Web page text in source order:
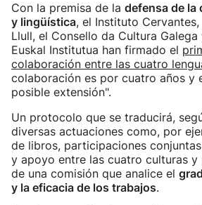
Con la premisa de la defensa de la
y lingüística, el Instituto
Llull, el Consello da Cultura
Euskal Institutua han firmado el
colaboración entre las cuatro
colaboración es por cuatro años y
posible extensión".
Un protocolo que se traducirá,
diversas actuaciones como, por
de libros, participaciones
y apoyo entre las cuatro culturas y
de una comisión que analice el
y la eficacia de los trabajos.